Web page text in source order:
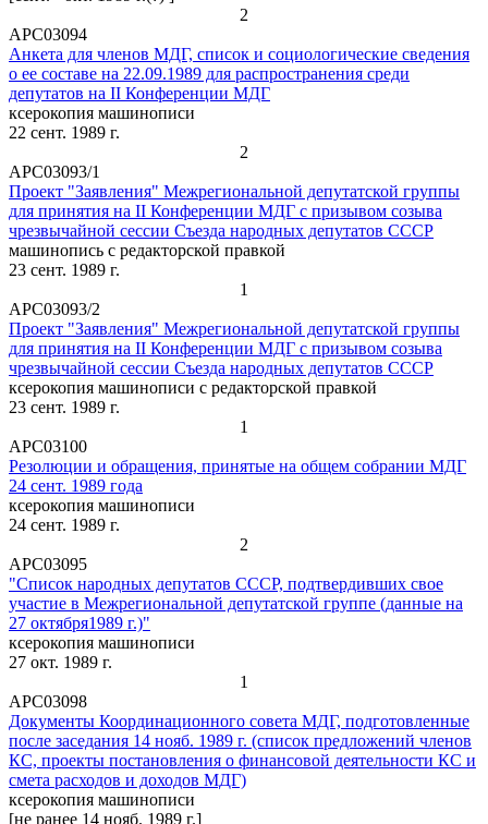
2
АРС03094
Анкета для членов МДГ, список и социологические сведения
о ее составе на 22.09.1989 для распространения среди
депутатов на II Конференции МДГ
ксерокопия машинописи
22 сент. 1989 г.
2
АРС03093/1
Проект "Заявления" Межрегиональной депутатской группы
для принятия на II Конференции МДГ с призывом созыва
чрезвычайной сессии Съезда народных депутатов СССР
машинопись с редакторской правкой
23 сент. 1989 г.
1
АРС03093/2
Проект "Заявления" Межрегиональной депутатской группы
для принятия на II Конференции МДГ с призывом созыва
чрезвычайной сессии Съезда народных депутатов СССР
ксерокопия машинописи с редакторской правкой
23 сент. 1989 г.
1
АРС03100
Резолюции и обращения, принятые на общем собрании МДГ
24 сент. 1989 года
ксерокопия машинописи
24 сент. 1989 г.
2
АРС03095
"Список народных депутатов СССР, подтвердивших свое
участие в Межрегиональной депутатской группе (данные на
27 октября1989 г.)"
ксерокопия машинописи
27 окт. 1989 г.
1
АРС03098
Документы Координационного совета МДГ, подготовленные
после заседания 14 нояб. 1989 г. (список предложений членов
КС, проекты постановления о финансовой деятельности КС и
смета расходов и доходов МДГ)
ксерокопия машинописи
[не ранее 14 нояб. 1989 г.]